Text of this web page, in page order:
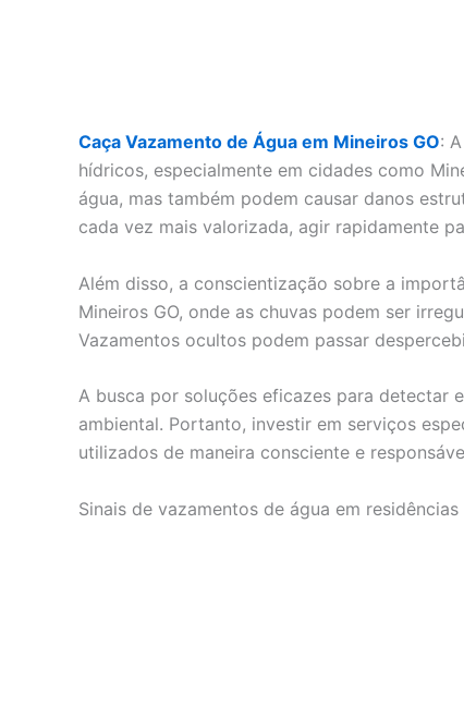
Caça Vazamento de Água em Mineiros GO:
hídricos, especialmente em cidades como
água, mas também podem causar danos
cada vez mais valorizada, agir rapidamente
Além disso, a conscientização sobre a
Mineiros GO, onde as chuvas podem ser
Vazamentos ocultos podem passar
A busca por soluções eficazes para detectar
ambiental. Portanto, investir em serviços
utilizados de maneira consciente e
Sinais de vazamentos de água em